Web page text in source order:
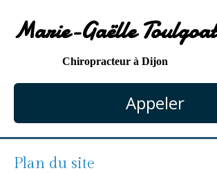
Marie-Gaëlle Toulgoat
Chiropracteur à Dijon
Appeler
Plan du site